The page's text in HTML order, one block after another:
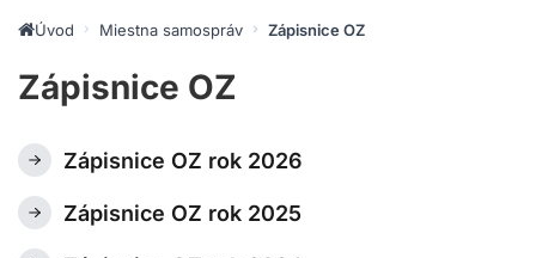
Úvod Miestna samospráva Zápisnice OZ
Zápisnice OZ
Zápisnice OZ rok 2026
Zápisnice OZ rok 2025